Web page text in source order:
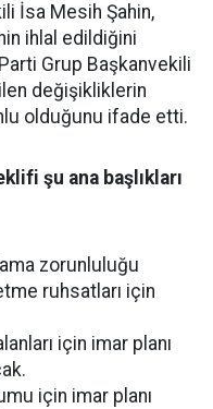
İsa Mesih Şahin,
ihlal edildiğini
Grup Başkanvekili
değişikliklerin
olduğunu ifade etti.
şu ana başlıkları
zorunluluğu
ruhsatları için
için imar planı
için imar planı